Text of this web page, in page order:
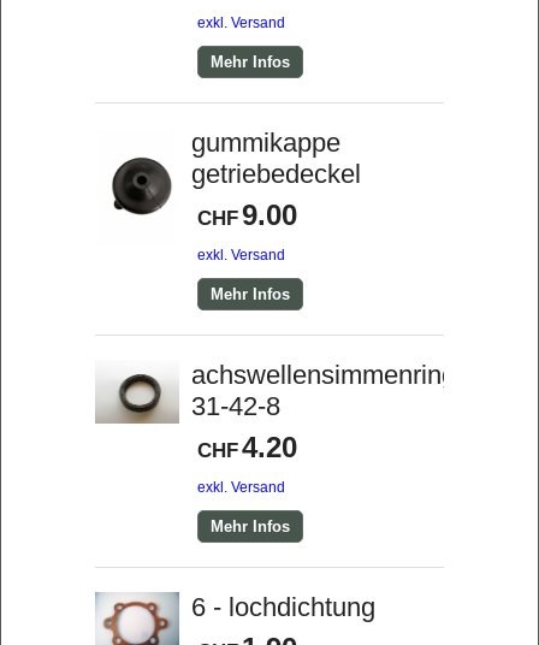
exkl. Versand
Mehr Infos
gummikappe
getriebedeckel
CHF9.00
exkl. Versand
Mehr Infos
achswellensimmenring
31-42-8
CHF4.20
exkl. Versand
Mehr Infos
6 - lochdichtung